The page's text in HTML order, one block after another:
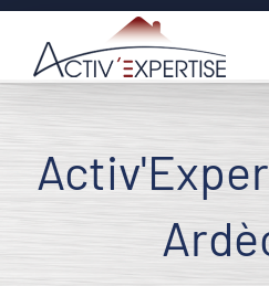
Passer
contenu